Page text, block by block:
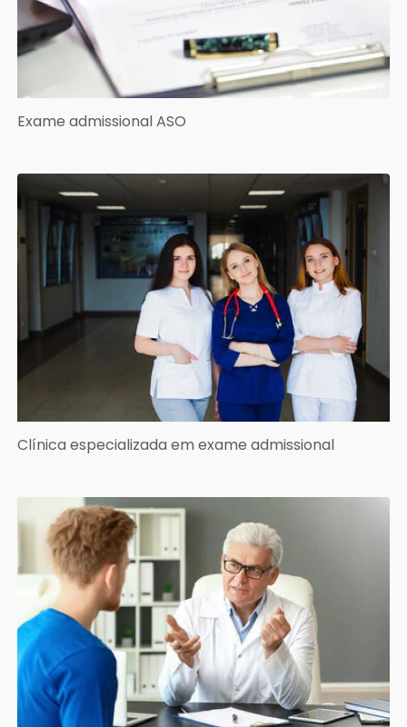
Exame admissional ASO
Clínica especializada em exame admissional